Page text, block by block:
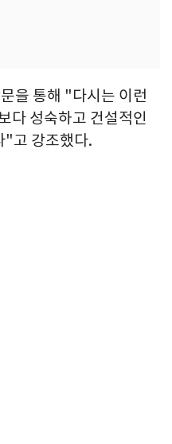
을 통해 "다시는 이런
다 성숙하고 건설적인
"고 강조했다.